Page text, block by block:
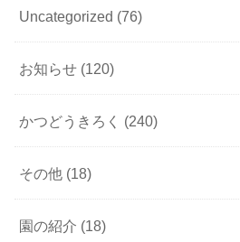
Uncategorized (76)
お知らせ (120)
かつどうきろく (240)
その他 (18)
園の紹介 (18)